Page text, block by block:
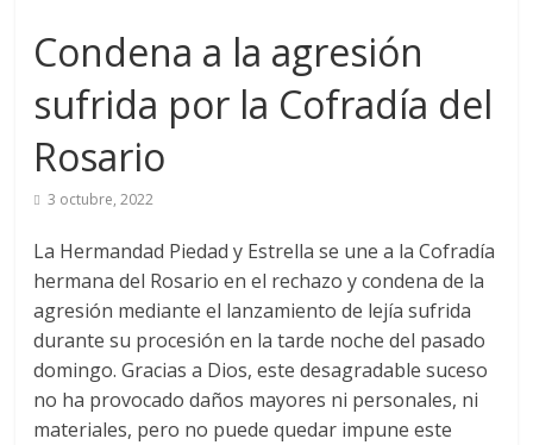
Condena a la agresión
sufrida por la Cofradía del
Rosario
3 octubre, 2022
La Hermandad Piedad y Estrella se une a la Cofradía
hermana del Rosario en el rechazo y condena de la
agresión mediante el lanzamiento de lejía sufrida
durante su procesión en la tarde noche del pasado
domingo. Gracias a Dios, este desagradable suceso
no ha provocado daños mayores ni personales, ni
materiales, pero no puede quedar impune este